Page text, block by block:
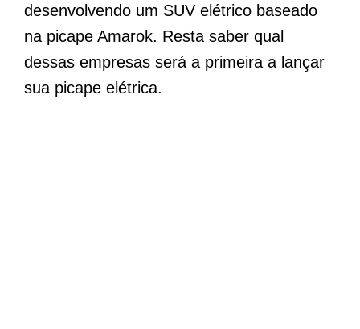
desenvolvendo um SUV elétrico baseado
na picape Amarok. Resta saber qual
dessas empresas será a primeira a lançar
sua picape elétrica.